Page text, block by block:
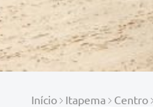
Início Itapema Centro